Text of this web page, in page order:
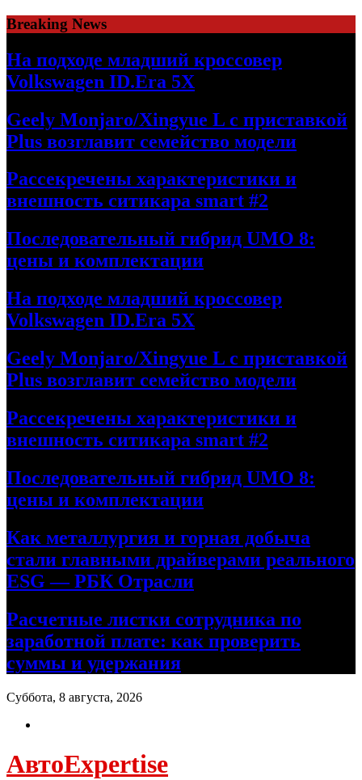
Skip
to
content
Breaking News
На подходе младший кроссовер
Volkswagen ID.Era 5X
Geely Monjaro/Xingyue L с приставкой
Plus возглавит семейство модели
Рассекречены характеристики и
внешность ситикара smart #2
Последовательный гибрид UMO 8:
цены и комплектации
На подходе младший кроссовер
Volkswagen ID.Era 5X
Geely Monjaro/Xingyue L с приставкой
Plus возглавит семейство модели
Рассекречены характеристики и
внешность ситикара smart #2
Последовательный гибрид UMO 8:
цены и комплектации
Как металлургия и горная добыча
стали главными драйверами реального
ESG — РБК Отрасли
Расчетные листки сотрудника по
заработной плате: как проверить
суммы и удержания
Суббота, 8 августа, 2026
АвтоExpertise